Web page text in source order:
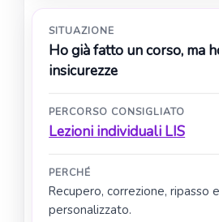
SITUAZIONE
Ho già fatto un corso, ma
insicurezze
PERCORSO CONSIGLIATO
Lezioni individuali LIS
PERCHÉ
Recupero, correzione, ripasso
personalizzato.